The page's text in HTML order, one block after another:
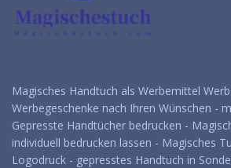
Magisches Handtuch als Werbemittel
Werbegeschenke nach Ihren Wünschen -
Gepresste Handtücher bedrucken -
individuell bedrucken lassen - Magisches
Logodruck - gepresstes Handtuch in